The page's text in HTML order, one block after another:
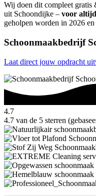
Wij doen dit compleet gratis
uit Schoondijke – voor altijd
geholpen worden in 2026 en
Schoonmaakbedrijf
Laat direct jouw opdracht
4.7
4.7 van de 5 sterren